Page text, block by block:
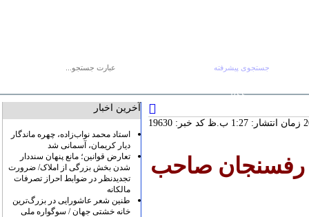
جستجوی پیشرفته
RSS
کد خبر: 19630
در رفسنجان صاحب
آخرین اخبار
استاد محمد نواب‌زاده، چهره ماندگار
دیار کریمان، آسمانی شد
تعارض قوانین؛ مانع پنهان سنددار
شدن بخش بزرگی از املاک/ ضرورت
تجدیدنظر در ضوابط احراز تصرفات
مالکانه
طنین شعر عاشورایی در بزرگ‌ترین
خانه خشتی جهان / سوگواره ملی